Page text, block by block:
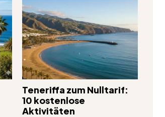
Teneriffa zum Nulltarif:
10 kostenlose
Aktivitäten